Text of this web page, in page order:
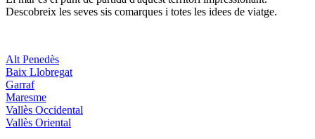
Descobreix les seves sis comarques i totes les idees de viatge.
Alt Penedès
Baix Llobregat
Garraf
Maresme
Vallès Occidental
Vallès Oriental